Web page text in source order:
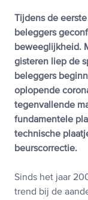
Tijdens de
beleggers
beweeglijkheid.
gisteren liep de
beleggers
oplopende
tegenvallende
fundamentele
technische
beurscorrectie.
Sinds het jaar
trend bij de